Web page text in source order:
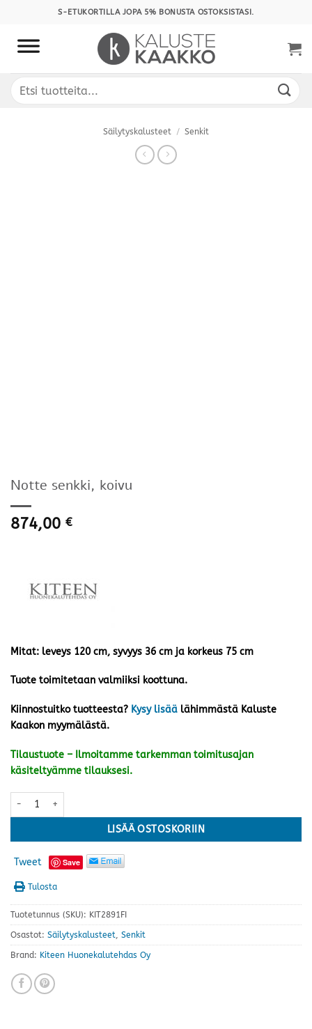
content
S-ETUKORTILLA JOPA 5% BONUSTA OSTOKSISTASI.
Etsi:
Säilytyskalusteet / Senkit
Notte senkki, koivu
874,00 €
Mitat: leveys 120 cm, syvyys 36 cm ja korkeus 75 cm
Tuote toimitetaan valmiiksi koottuna.
Kiinnostuitko tuotteesta? Kysy lisää lähimmästä Kaluste
Kaakon myymälästä.
Tilaustuote – Ilmoitamme tarkemman toimitusajan
käsiteltyämme tilauksesi.
Notte senkki, koivu määrä
LISÄÄ OSTOSKORIIN
Tweet Save
Tulosta
Tuotetunnus (SKU): KIT2891FI
Osastot: Säilytyskalusteet, Senkit
Brand: Kiteen Huonekalutehdas Oy